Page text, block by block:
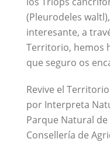
(Pleurodeles
interesante, a
Territorio, hemos
que seguro os
Revive el
por Interpreta
Parque Natural de
Consellería de